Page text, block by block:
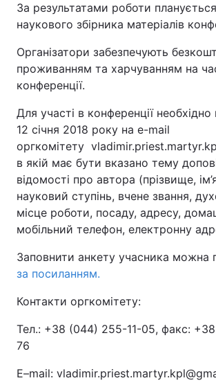
За результатами роботи
наукового збірника матеріалів
Організатори забезпечують
проживанням та харчуванням на
конференції.
Для участі в конференції необхідно
12 січня 2018 року на e-mail
оргкомітету
в якій має бути вказано тему
відомості про автора (прізвище,
науковий ступінь, вчене звання,
місце роботи, посаду, адресу,
мобільний телефон, електронну
Заповнити анкету учасника
за посиланням.
Контакти оргкомітету:
Тел.: +38 (044) 255-11-05, факс:
76
E–mail: